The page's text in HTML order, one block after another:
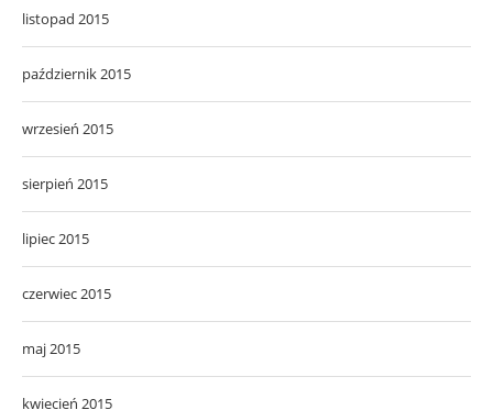
listopad 2015
październik 2015
wrzesień 2015
sierpień 2015
lipiec 2015
czerwiec 2015
maj 2015
kwiecień 2015